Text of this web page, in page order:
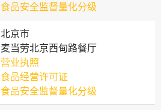
食品安全监督量化分级
北京市
麦当劳北京西甸路餐厅
营业执照
食品经营许可证
食品安全监督量化分级